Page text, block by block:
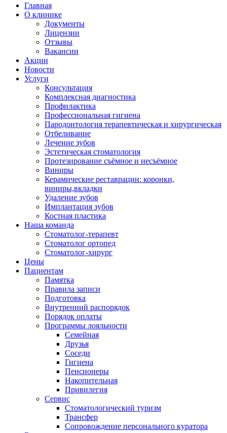
Главная
О клинике
Документы
Лицензии
Отзывы
Вакансии
Акции
Новости
Услуги
Консультация
Комплексная диагностика
Профилактика
Профессиональная гигиена
Пародонтология терапевтическая и хирургическая
Отбеливание
Лечение зубов
Эстетическая стоматология
Протезирование съёмное и несъёмное
Виниры
Керамические реставрации: коронки,
виниры,вкладки
Удаление зубов
Имплантация зубов
Костная пластика
Наша команда
Стоматолог-терапевт
Cтоматолог ортопед
Cтоматолог-хирург
Цены
Пациентам
Памятка
Правила записи
Подготовка
Внутренний распорядок
Порядок оплаты
Программы лояльности
Семейная
Друзья
Соседи
Гигиена
Пенсионеры
Накопительная
Привилегия
Cервис
Стоматологический туризм
Трансфер
Сопровождение персонального куратора